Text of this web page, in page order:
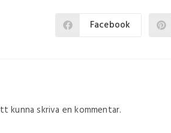
Facebook
kunna skriva en kommentar.